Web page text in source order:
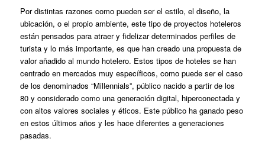
Por distintas razones como pueden ser el estilo, el diseño, la
ubicación, o el propio ambiente, este tipo de proyectos hoteleros
están pensados para atraer y fidelizar determinados perfiles de
turista y lo más importante, es que han creado una propuesta de
valor añadido al mundo hotelero. Estos tipos de hoteles se han
centrado en mercados muy específicos, como puede ser el caso
de los denominados “Millennials”, público nacido a partir de los
80 y considerado como una generación digital, hiperconectada y
con altos valores sociales y éticos. Este público ha ganado peso
en estos últimos años y les hace diferentes a generaciones
pasadas.